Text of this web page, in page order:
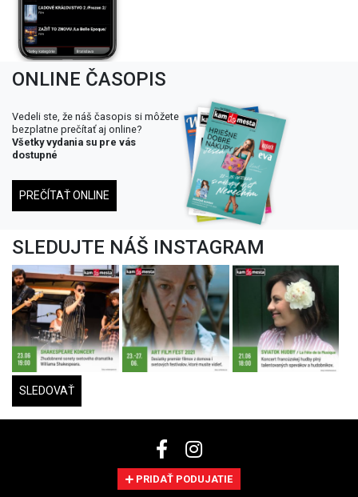
ONLINE ČASOPIS
Vedeli ste, že náš časopis si môžete
bezplatne prečítať aj online?
Všetky vydania su pre vás
dostupné
PREČÍTAŤ ONLINE
SLEDUJTE NÁŠ INSTAGRAM
SLEDOVAŤ
PRIDAŤ PODUJATIE